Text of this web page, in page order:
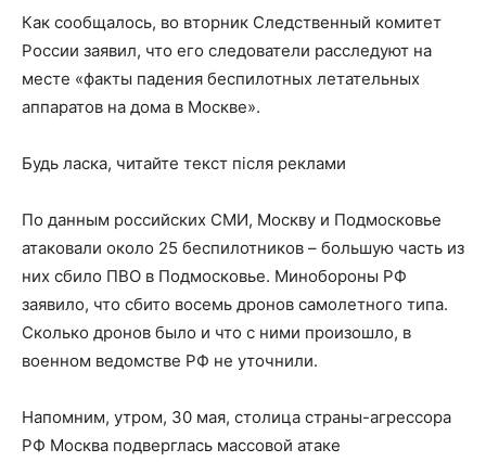
Как сообщалось, во вторник Следственный комитет
России заявил, что его следователи расследуют на
месте «факты падения беспилотных летательных
аппаратов на дома в Москве».
Будь ласка, читайте текст після реклами
По данным российских СМИ, Москву и Подмосковье
атаковали около 25 беспилотников – большую часть из
них сбило ПВО в Подмосковье. Минобороны РФ
заявило, что сбито восемь дронов самолетного типа.
Сколько дронов было и что с ними произошло, в
военном ведомстве РФ не уточнили.
Напомним, утром, 30 мая, столица страны-агрессора
РФ Москва подверглась массовой атаке